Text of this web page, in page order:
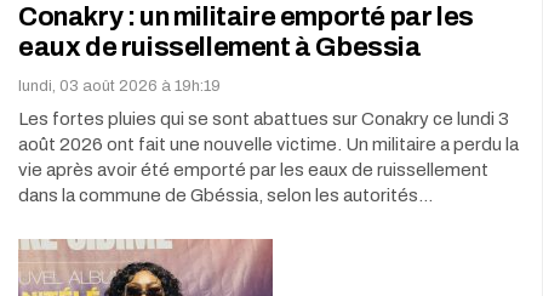
Conakry : un militaire emporté par les
eaux de ruissellement à Gbessia
lundi, 03 août 2026 à 19h:19
Les fortes pluies qui se sont abattues sur Conakry ce lundi 3
août 2026 ont fait une nouvelle victime. Un militaire a perdu la
vie après avoir été emporté par les eaux de ruissellement
dans la commune de Gbéssia, selon les autorités…